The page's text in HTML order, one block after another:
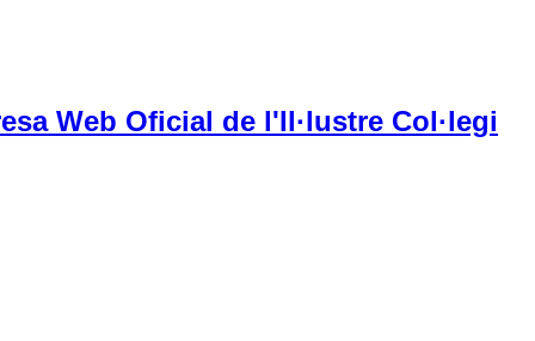
Web Oficial de l'Il·lustre Col·legi